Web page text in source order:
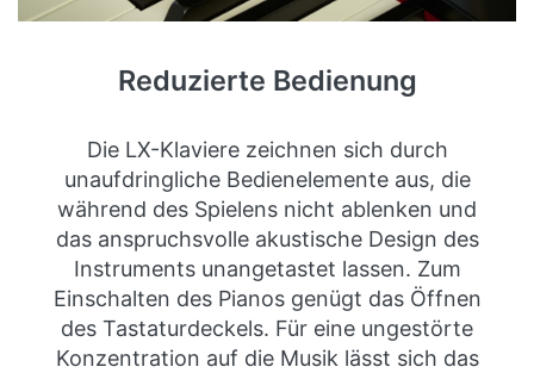
Reduzierte Bedienung
Die LX-Klaviere zeichnen sich durch
unaufdringliche Bedienelemente aus, die
während des Spielens nicht ablenken und
das anspruchsvolle akustische Design des
Instruments unangetastet lassen. Zum
Einschalten des Pianos genügt das Öffnen
des Tastaturdeckels. Für eine ungestörte
Konzentration auf die Musik lässt sich das